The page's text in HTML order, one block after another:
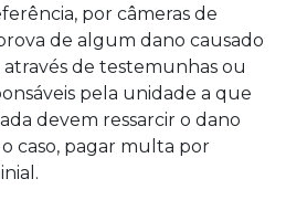
por câmeras de
de algum dano causado
através de testemunhas ou
pela unidade a que
devem ressarcir o dano
caso, pagar multa por